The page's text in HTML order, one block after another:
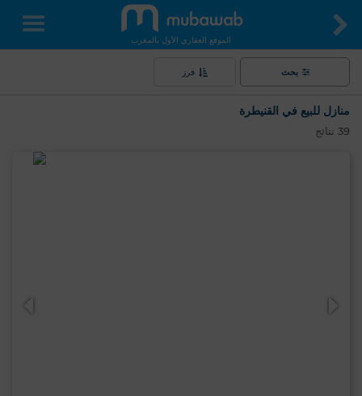
الموقع العقاري الأول بالمغرب
بحث فرز
منازل للبيع في القنيطرة
39 نتائج